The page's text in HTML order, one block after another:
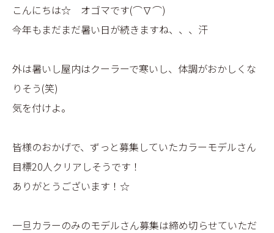
RECRUIT
GALLERY
CONTACT
こんにちは☆ オゴマです(⌒∇⌒)
今年もまだまだ暑い日が続きますね、、、汗
外は暑いし屋内はクーラーで寒いし、体調がおかしくな
りそう(笑)
気を付けよ。
皆様のおかげで、ずっと募集していたカラーモデルさん
目標20人クリアしそうです！
ありがとうございます！☆
一旦カラーのみのモデルさん募集は締め切らせていただ